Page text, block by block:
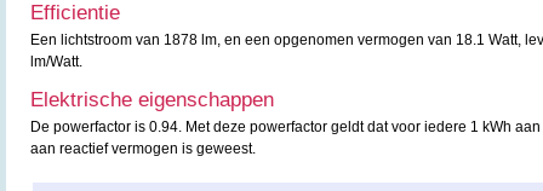
Efficientie
Een lichtstroom van 1878 lm, en een opgenomen vermogen van 18.1 Watt,
lm/Watt.
Elektrische eigenschappen
De powerfactor is 0.94. Met deze powerfactor geldt dat voor iedere 1 kWh
aan reactief vermogen is geweest.